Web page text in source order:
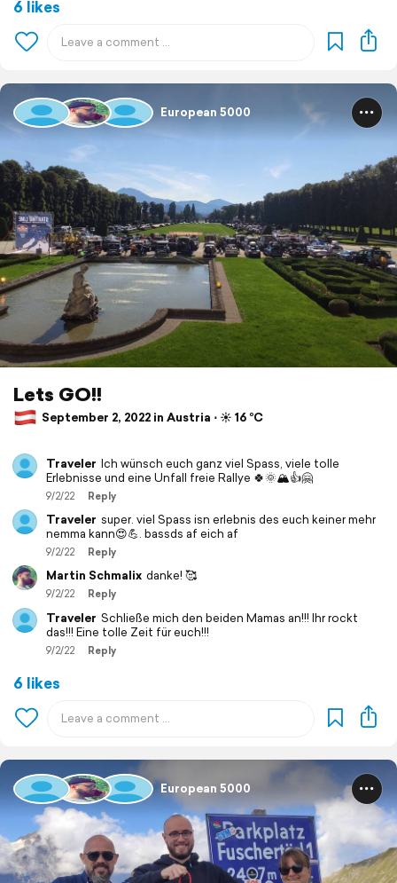
6 likes
European 5000
Lets GO!!
September 2, 2022 in Austria ⋅ ☀️ 16 °C
Traveler Ich wünsch euch ganz viel Spass, viele tolle
Erlebnisse und eine Unfall freie Rallye 🍀🌞🏔️👍🤗
9/2/22 Reply
Traveler super. viel Spass isn erlebnis des euch keiner mehr
nemma kann😍💪. bassds af eich af
9/2/22 Reply
Martin Schmalix danke! 🥰
9/2/22 Reply
Traveler Schließe mich den beiden Mamas an!!! Ihr rockt
das!!! Eine tolle Zeit für euch!!!
9/2/22 Reply
6 likes
European 5000